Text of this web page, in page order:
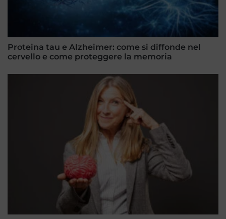
Proteina tau e Alzheimer: come si diffonde nel
cervello e come proteggere la memoria